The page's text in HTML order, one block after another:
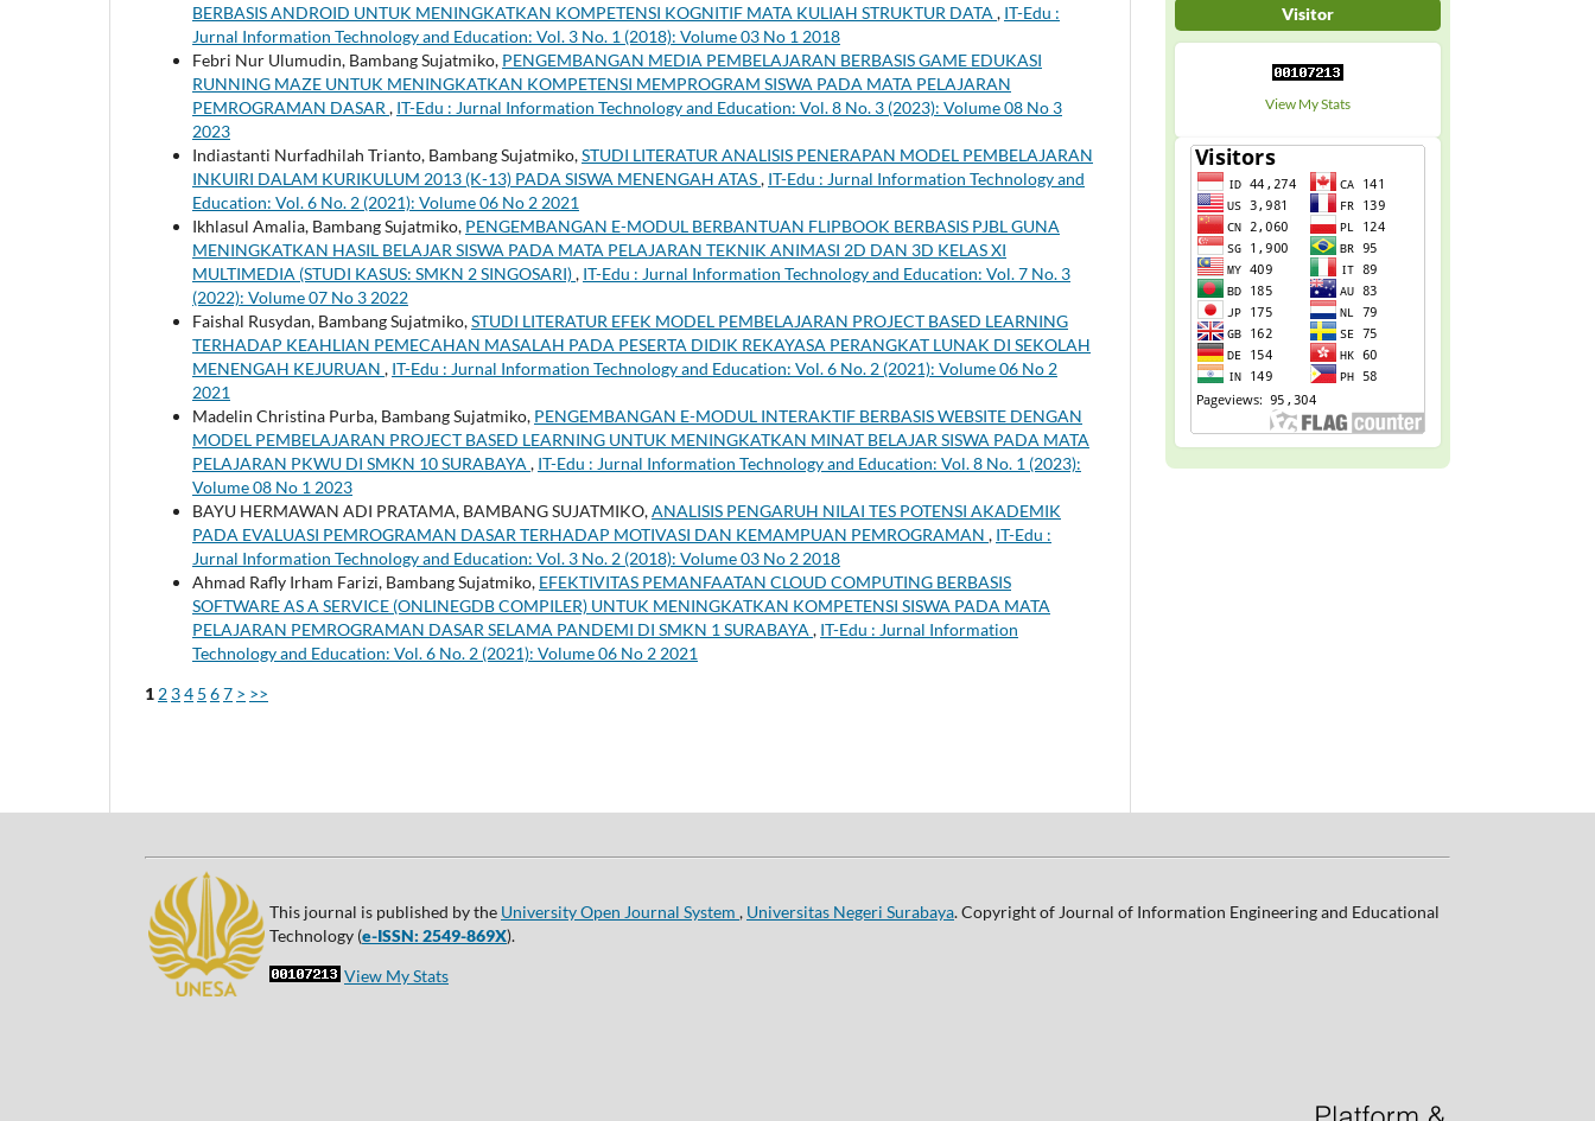
BERBASIS ANDROID UNTUK MENINGKATKAN KOMPETENSI KOGNITIF MATA KULIAH STRUKTUR DATA , IT-Edu :
Jurnal Information Technology and Education: Vol. 3 No. 1 (2018): Volume 03 No 1 2018
Febri Nur Ulumudin, Bambang Sujatmiko, PENGEMBANGAN MEDIA PEMBELAJARAN BERBASIS GAME EDUKASI
RUNNING MAZE UNTUK MENINGKATKAN KOMPETENSI MEMPROGRAM SISWA PADA MATA PELAJARAN
PEMROGRAMAN DASAR , IT-Edu : Jurnal Information Technology and Education: Vol. 8 No. 3 (2023): Volume 08 No 3
2023
Indiastanti Nurfadhilah Trianto, Bambang Sujatmiko,STUDI LITERATUR ANALISIS PENERAPAN MODEL PEMBELAJARAN
INKUIRI DALAM KURIKULUM 2013 (K-13) PADA SISWA MENENGAH ATAS, IT-Edu : Jurnal Information Technology and
Education: Vol. 6 No. 2 (2021): Volume 06 No 2 2021
Ikhlasul Amalia, Bambang Sujatmiko, PENGEMBANGAN E-MODUL BERBANTUAN FLIPBOOK BERBASIS PJBL GUNA
MENINGKATKAN HASIL BELAJAR SISWA PADA MATA PELAJARAN TEKNIK ANIMASI 2D DAN 3D KELAS XI
MULTIMEDIA (STUDI KASUS: SMKN 2 SINGOSARI), IT-Edu : Jurnal Information Technology and Education: Vol. 7 No. 3
(2022): Volume 07 No 3 2022
Faishal Rusydan, Bambang Sujatmiko,STUDI LITERATUR EFEK MODEL PEMBELAJARAN PROJECT BASED LEARNING
TERHADAP KEAHLIAN PEMECAHAN MASALAH PADA PESERTA DIDIK REKAYASA PERANGKAT LUNAK DI SEKOLAH
MENENGAH KEJURUAN , IT-Edu : Jurnal Information Technology and Education: Vol. 6 No. 2 (2021): Volume 06 No 2
2021
Madelin Christina Purba, Bambang Sujatmiko, PENGEMBANGAN E-MODUL INTERAKTIF BERBASIS WEBSITE DENGAN
MODEL PEMBELAJARAN PROJECT BASED LEARNING UNTUK MENINGKATKAN MINAT BELAJAR SISWA PADA MATA
PELAJARAN PKWU DI SMKN 10 SURABAYA , IT-Edu : Jurnal Information Technology and Education: Vol. 8 No. 1 (2023):
Volume 08 No 1 2023
BAYU HERMAWAN ADI PRATAMA, BAMBANG SUJATMIKO,ANALISIS PENGARUH NILAI TES POTENSI AKADEMIK
PADA EVALUASI PEMROGRAMAN DASAR TERHADAP MOTIVASI DAN KEMAMPUAN PEMROGRAMAN , IT-Edu :
Jurnal Information Technology and Education: Vol. 3 No. 2 (2018): Volume 03 No 2 2018
Ahmad Rafly Irham Farizi, Bambang Sujatmiko, EFEKTIVITAS PEMANFAATAN CLOUD COMPUTING BERBASIS
SOFTWARE AS A SERVICE (ONLINEGDB COMPILER) UNTUK MENINGKATKAN KOMPETENSI SISWA PADA MATA
PELAJARAN PEMROGRAMAN DASAR SELAMA PANDEMI DI SMKN 1 SURABAYA , IT-Edu : Jurnal Information
Technology and Education: Vol. 6 No. 2 (2021): Volume 06 No 2 2021
1 2 34 5 67 > >>
Visitor
View My Stats
This journal is published by the University Open Journal System , Universitas Negeri Surabaya. Copyright of Journal of Information Engineering and Educational
Technology (e-ISSN: 2549-869X).
View My Stats